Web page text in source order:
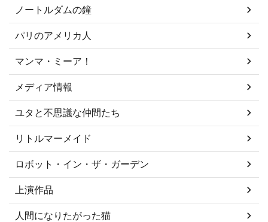
ノートルダムの鐘
パリのアメリカ人
マンマ・ミーア！
メディア情報
ユタと不思議な仲間たち
リトルマーメイド
ロボット・イン・ザ・ガーデン
上演作品
人間になりたがった猫